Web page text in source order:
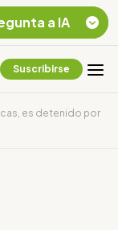
Suscribirse
es detenido por
a IA
Ecuador